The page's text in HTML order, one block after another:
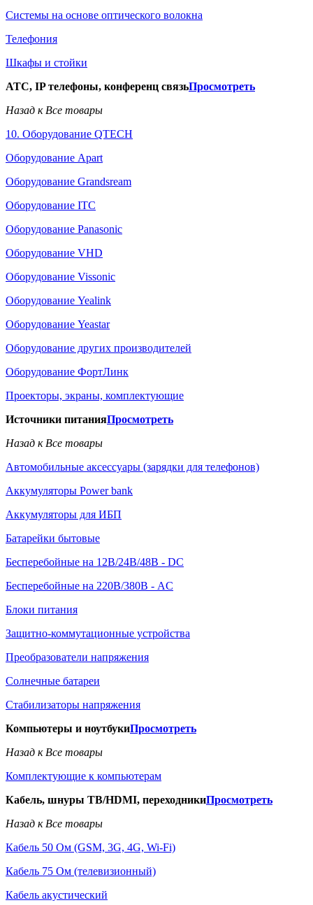
Системы на основе оптического волокна
Телефония
Шкафы и стойки
АТС, IP телефоны, конференц связьПросмотреть
Назад к Все товары
10. Оборудование QTECH
Оборудование Apart
Оборудование Grandsream
Оборудование ITC
Оборудование Panasonic
Оборудование VHD
Оборудование Vissonic
Оборудование Yealink
Оборудование Yeastar
Оборудование других производителей
Оборудование ФортЛинк
Проекторы, экраны, комплектующие
Источники питанияПросмотреть
Назад к Все товары
Автомобильные аксессуары (зарядки для телефонов)
Аккумуляторы Power bank
Аккумуляторы для ИБП
Батарейки бытовые
Бесперебойные на 12В/24В/48В - DC
Бесперебойные на 220В/380В - AC
Блоки питания
Защитно-коммутационные устройства
Преобразователи напряжения
Солнечные батареи
Стабилизаторы напряжения
Компьютеры и ноутбукиПросмотреть
Назад к Все товары
Комплектующие к компьютерам
Кабель, шнуры ТВ/HDMI, переходникиПросмотреть
Назад к Все товары
Кабель 50 Ом (GSM, 3G, 4G, Wi-Fi)
Кабель 75 Ом (телевизионный)
Кабель акустический